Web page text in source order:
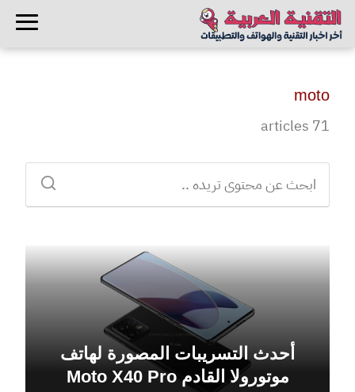
moto
71 articles
أحدث التسريبات المصورة لهاتف
موتورولا القادم Moto X40 Pro